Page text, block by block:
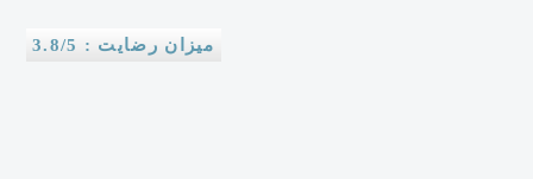
میزان رضایت : 3.8/5